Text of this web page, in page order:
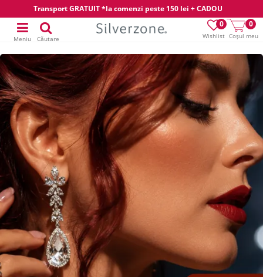
Transport GRATUIT *la comenzi peste 150 lei + CADOU
Wishlist
0
Coșul meu
0
Meniu Căutare